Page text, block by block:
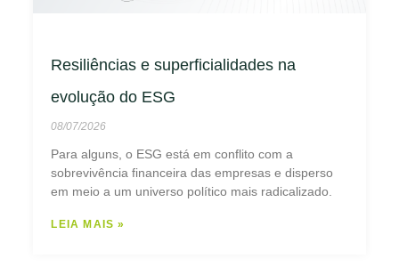
Resiliências e superficialidades na
evolução do ESG
08/07/2026
Para alguns, o ESG está em conflito com a
sobrevivência financeira das empresas e disperso
em meio a um universo político mais radicalizado.
LEIA MAIS »